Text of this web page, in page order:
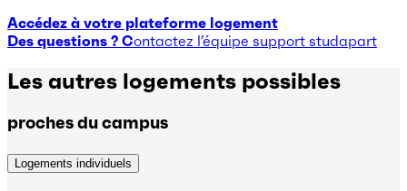
Accédez à votre plateforme logement
Des questions ? Contactez l’équipe support studapart
Les autres logements possibles
proches du campus
Logements individuels